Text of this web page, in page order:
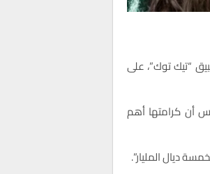
“تيك توك”، على
أن كرامتها أهم
ديال المليار”.